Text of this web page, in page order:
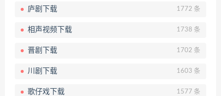
庐剧下载 1772 条
相声视频下载 1738 条
晋剧下载 1702 条
川剧下载 1603 条
歌仔戏下载 1577 条